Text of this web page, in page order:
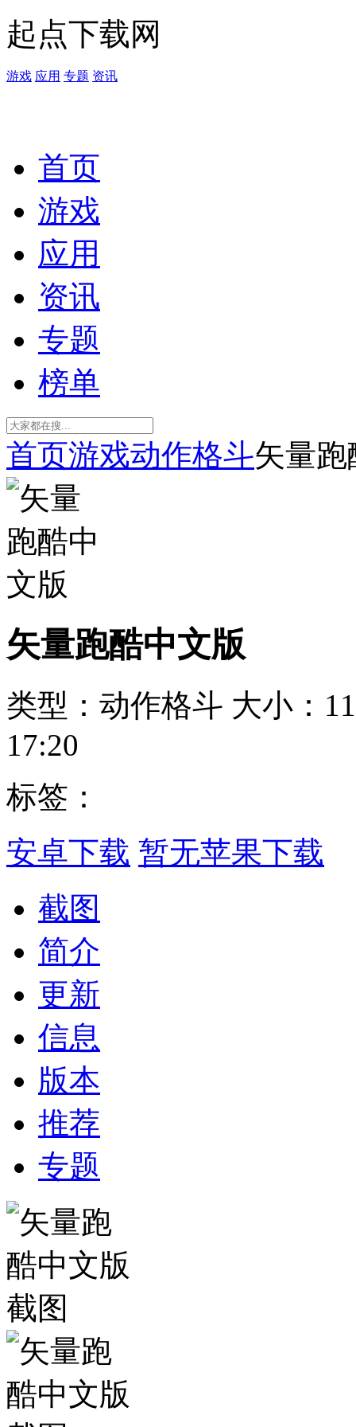
起点下载网
游戏 应用 专题 资讯
首页
游戏
应用
资讯
专题
榜单
首页游戏动作格斗矢量
矢量跑酷中文版
类型：动作格斗 大小：
17:20
标签：
安卓下载 暂无苹果下载
截图
简介
更新
信息
版本
推荐
专题